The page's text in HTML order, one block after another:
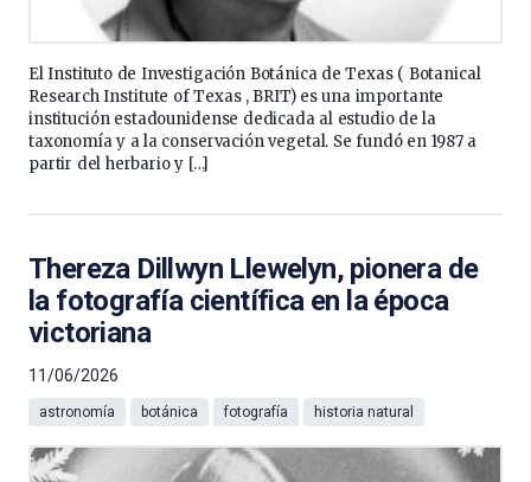
El Instituto de Investigación Botánica de Texas ( Botanical
Research Institute of Texas , BRIT) es una importante
institución estadounidense dedicada al estudio de la
taxonomía y a la conservación vegetal. Se fundó en 1987 a
partir del herbario y […]
Thereza Dillwyn Llewelyn, pionera de
la fotografía científica en la época
victoriana
11/06/2026
astronomía botánica fotografía historia natural